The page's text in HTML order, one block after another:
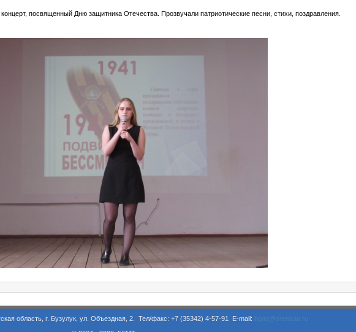
посвященный Дню защитника Отечества. Прозвучали патриотические песни, стихи, поздравления.
Бузулук, ул. Объездная, 2. Тел/факс: +7 (35342) 4-57-91 E-mail: